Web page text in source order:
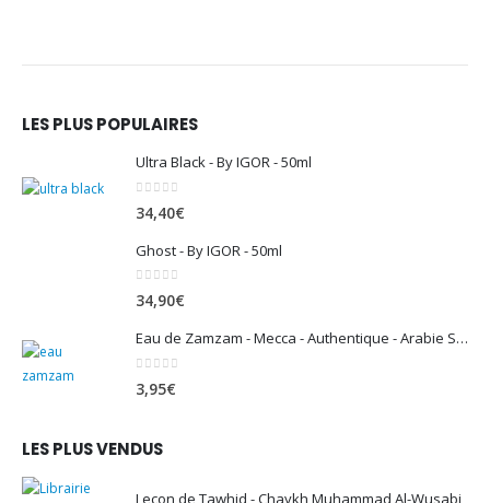
LES PLUS POPULAIRES
Ultra Black - By IGOR - 50ml
34,40€
Ghost - By IGOR - 50ml
0 sur 5
34,90€
Eau de Zamzam - Mecca - Authentique - Arabie Saoudite - 500 ml
3,95€
LES PLUS VENDUS
Leçon de Tawhid - Chaykh Muhammad Al-Wusabi